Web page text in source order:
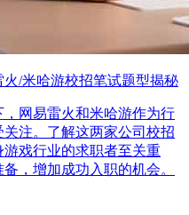
/米哈游校招笔试题型揭秘
网易雷火和米哈游作为行
注。了解这两家公司校招
戏行业的求职者至关重
，增加成功入职的机会。